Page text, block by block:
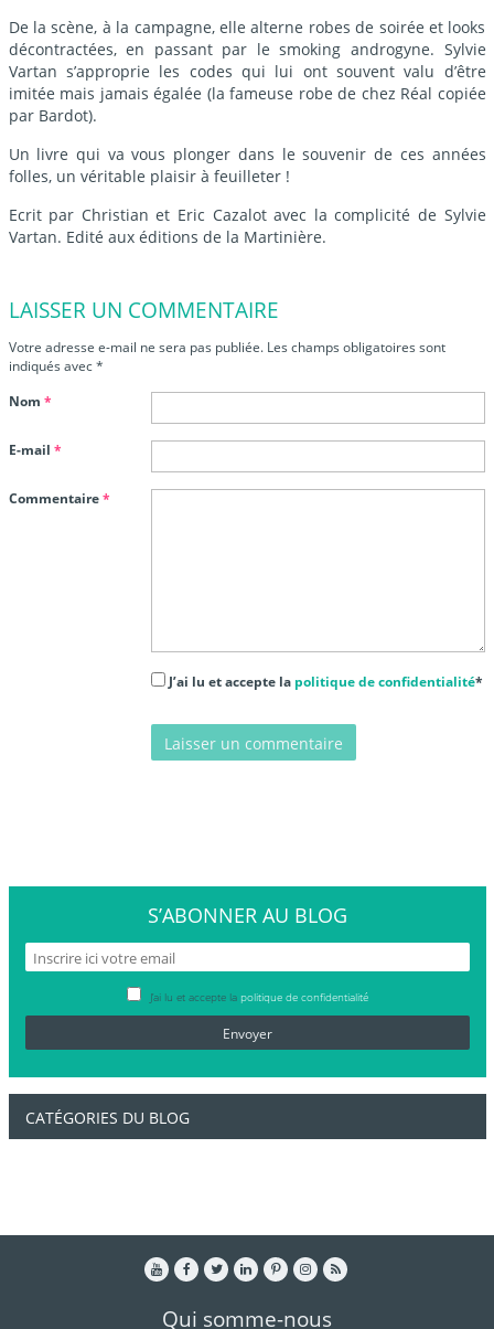
De la scène, à la campagne, elle alterne robes de soirée et looks
décontractées, en passant par le smoking androgyne. Sylvie
Vartan s’approprie les codes qui lui ont souvent valu d’être
imitée mais jamais égalée (la fameuse robe de chez Réal copiée
par Bardot).
Un livre qui va vous plonger dans le souvenir de ces années
folles, un véritable plaisir à feuilleter !
Ecrit par Christian et Eric Cazalot avec la complicité de Sylvie
Vartan. Edité aux éditions de la Martinière.
LAISSER UN COMMENTAIRE
Votre adresse e-mail ne sera pas publiée. Les champs obligatoires sont
indiqués avec*
Commentaire*
J’ai lu et accepte la politique de confidentialité*
Nom *
E-mail *
S’ABONNER AU BLOG
J’ai lu et accepte la politique de confidentialité
CATÉGORIES DU BLOG
Qui somme-nous